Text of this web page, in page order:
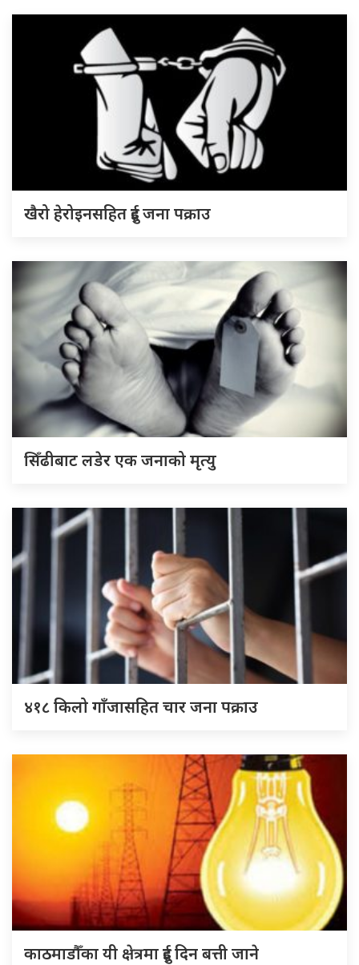
खैरो हेरोइनसहित दुई जना पक्राउ
सिँढीबाट लडेर एक जनाको मृत्यु
४१८ किलो गाँजासहित चार जना पक्राउ
काठमाडौँका यी क्षेत्रमा दुई दिन बत्ती जाने